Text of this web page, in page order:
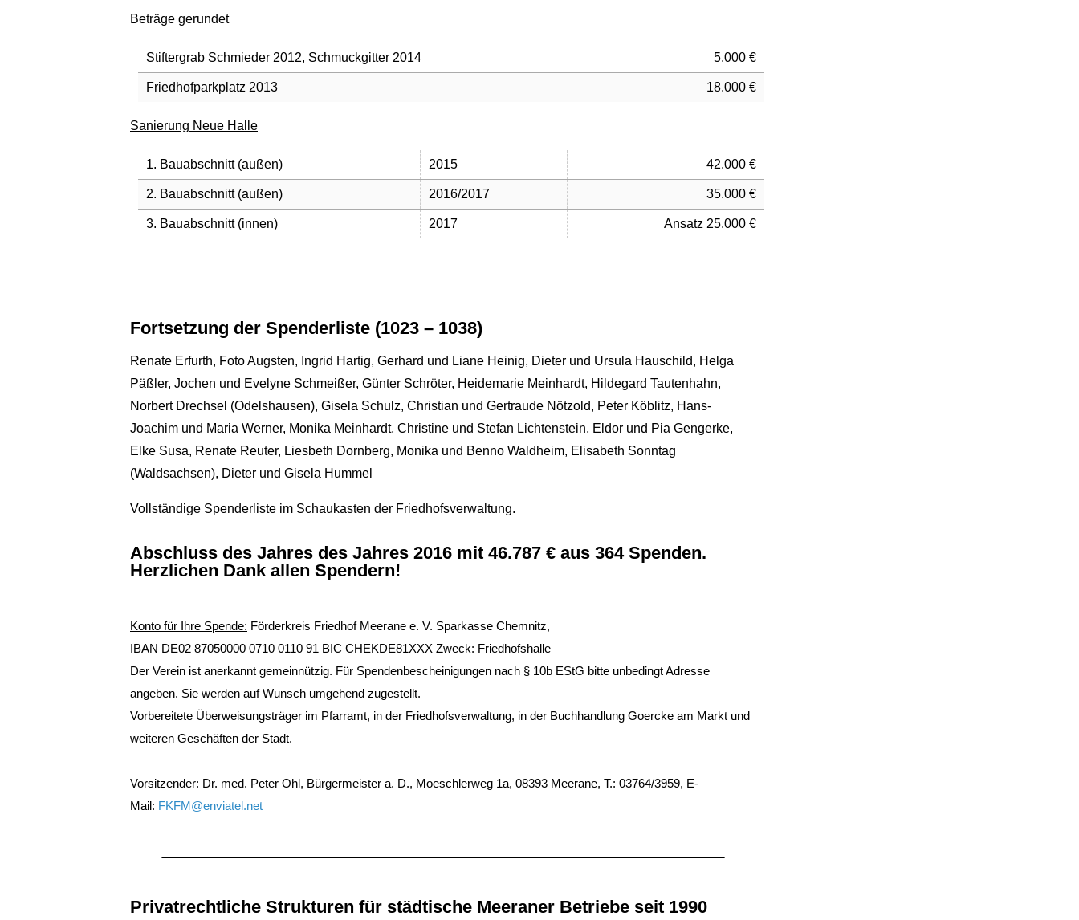
Beträge gerundet
Stiftergrab Schmieder 2012, Schmuckgitter 2014 5.000 €
Friedhofparkplatz 2013 18.000 €
Sanierung Neue Halle
1. Bauabschnitt (außen) 2015 42.000 €
2. Bauabschnitt (außen) 2016/2017 35.000 €
3. Bauabschnitt (innen) 2017 Ansatz 25.000 €
Fortsetzung der Spenderliste (1023 – 1038)
Renate Erfurth, Foto Augsten, Ingrid Hartig, Gerhard und Liane Heinig, Dieter und Ursula Hauschild, Helga
Päßler, Jochen und Evelyne Schmeißer, Günter Schröter, Heidemarie Meinhardt, Hildegard Tautenhahn,
Norbert Drechsel (Odelshausen), Gisela Schulz, Christian und Gertraude Nötzold, Peter Köblitz, Hans-
Joachim und Maria Werner, Monika Meinhardt, Christine und Stefan Lichtenstein, Eldor und Pia Gengerke,
Elke Susa, Renate Reuter, Liesbeth Dornberg, Monika und Benno Waldheim, Elisabeth Sonntag
(Waldsachsen), Dieter und Gisela Hummel
Vollständige Spenderliste im Schaukasten der Friedhofsverwaltung.
Abschluss des Jahres des Jahres 2016 mit 46.787 € aus 364 Spenden.
Herzlichen Dank allen Spendern!
Konto für Ihre Spende: Förderkreis Friedhof Meerane e. V. Sparkasse Chemnitz,
IBAN DE02 87050000 0710 0110 91 BIC CHEKDE81XXX Zweck: Friedhofshalle
Der Verein ist anerkannt gemeinnützig. Für Spendenbescheinigungen nach § 10b EStG bitte unbedingt Adresse
angeben. Sie werden auf Wunsch umgehend zugestellt.
Vorbereitete Überweisungsträger im Pfarramt, in der Friedhofsverwaltung, in der Buchhandlung Goercke am Markt und
weiteren Geschäften der Stadt.
Vorsitzender: Dr. med. Peter Ohl, Bürgermeister a. D., Moeschlerweg 1a, 08393 Meerane, T.: 03764/3959, E-
Mail: FKFM@enviatel.net
Privatrechtliche Strukturen für städtische Meeraner Betriebe seit 1990